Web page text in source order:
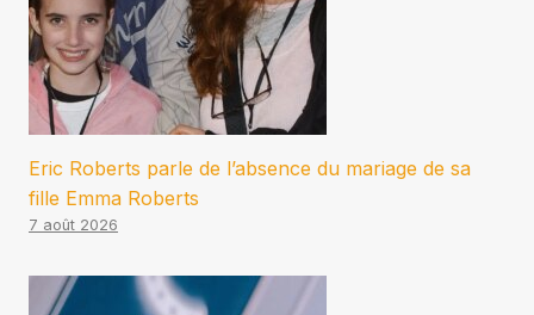
Eric Roberts parle de l’absence du mariage de sa
fille Emma Roberts
7 août 2026